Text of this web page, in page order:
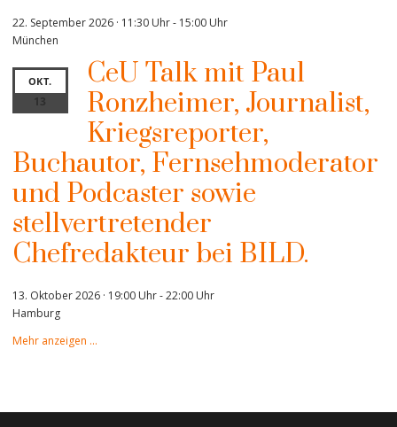
22. September 2026 · 11:30 Uhr- 15:00 Uhr
München
OKT.
13
CeU Talk mit Paul
Ronzheimer, Journalist,
Kriegsreporter,
Buchautor, Fernsehmoderator
und Podcaster sowie
stellvertretender
Chefredakteur bei BILD.
13. Oktober 2026 · 19:00 Uhr-22:00 Uhr
Hamburg
Mehr anzeigen …